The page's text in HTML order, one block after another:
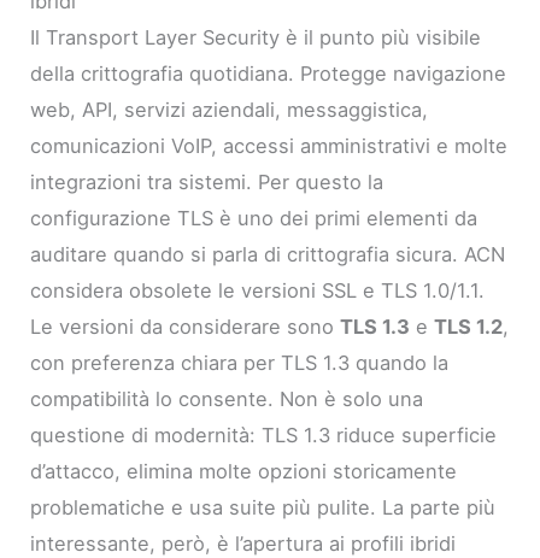
Il Transport Layer Security è il punto più visibile
della crittografia quotidiana. Protegge navigazione
web, API, servizi aziendali, messaggistica,
comunicazioni VoIP, accessi amministrativi e molte
integrazioni tra sistemi. Per questo la
configurazione TLS è uno dei primi elementi da
auditare quando si parla di crittografia sicura. ACN
considera obsolete le versioni SSL e TLS 1.0/1.1.
Le versioni da considerare sonoTLS 1.3 eTLS 1.2,
con preferenza chiara per TLS 1.3 quando la
compatibilità lo consente. Non è solo una
questione di modernità: TLS 1.3 riduce superficie
d’attacco, elimina molte opzioni storicamente
problematiche e usa suite più pulite. La parte più
interessante, però, è l’apertura ai profili ibridi